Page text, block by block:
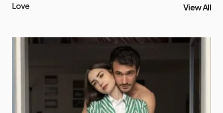
Love View All